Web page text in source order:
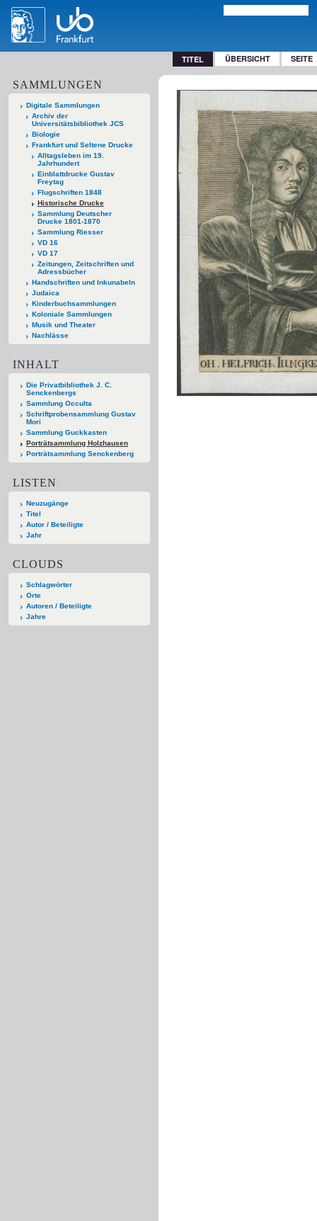
TITEL ÜBERSICHT SEITE
SAMMLUNGEN
Digitale Sammlungen
Archiv der
Universitätsbibliothek JCS
Biologie
Frankfurt und Seltene Drucke
Alltagsleben im 19.
Jahrhundert
Einblattdrucke Gustav
Freytag
Flugschriften 1848
Historische Drucke
Sammlung Deutscher
Drucke 1801-1870
Sammlung Riesser
VD 16
VD 17
Zeitungen, Zeitschriften und
Adressbücher
Handschriften und Inkunabeln
Judaica
Kinderbuchsammlungen
Koloniale Sammlungen
Musik und Theater
Nachlässe
INHALT
Die Privatbibliothek J. C.
Senckenbergs
Sammlung Occulta
Schriftprobensammlung Gustav
Mori
Sammlung Guckkasten
Porträtsammlung Holzhausen
Porträtsammlung Senckenberg
LISTEN
Neuzugänge
Titel
Autor / Beteiligte
Jahr
CLOUDS
Schlagwörter
Orte
Autoren / Beteiligte
Jahre